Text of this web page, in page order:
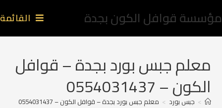
مؤسسة قوافل الكون بجدة القائمة
معلم جبس بورد بجدة – قوافل
الكون – 0554031437
> جبس بورد > معلم جبس بورد بجدة – قوافل الكون – 0554031437